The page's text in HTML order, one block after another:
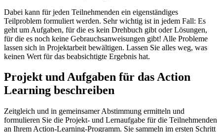
Dabei kann für jeden Teilnehmenden ein eigenständiges
Teilproblem formuliert werden. Sehr wichtig ist in jedem Fall: Es
geht um Aufgaben, für die es kein Drehbuch gibt oder Lösungen,
für die es noch keine Gebrauchsanweisungen gibt! Alle Probleme
lassen sich in Projektarbeit bewältigen. Lassen Sie alles weg, was
keinen Wert für das beabsichtigte Ergebnis hat.
Projekt und Aufgaben für das Action
Learning beschreiben
Zeitgleich und in gemeinsamer Abstimmung ermitteln und
formulieren Sie die Projekt- und Lernaufgabe für die Teilnehmenden
an Ihrem Action-Learning-Programm. Sie sammeln im ersten Schritt